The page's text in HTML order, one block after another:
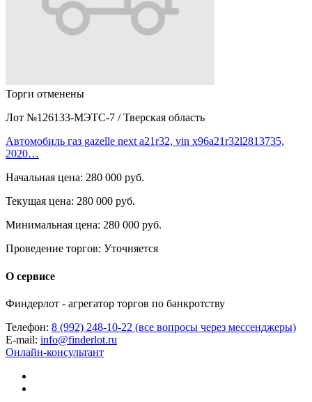
Торги отменены
Лот №126133-МЭТС-7 / Тверская область
Автомобиль газ gazelle next a21r32, vin x96a21r32l2813735,
2020…
Начальная цена: 280 000 руб.
Текущая цена: 280 000 руб.
Минимальная цена: 280 000 руб.
Проведение торгов: Уточняется
О сервисе
Финдерлот - агрегатор торгов по банкротству
Телефон: 8 (992) 248-10-22 (все вопросы через мессенджеры)
E-mail: info@finderlot.ru
Онлайн-консультант